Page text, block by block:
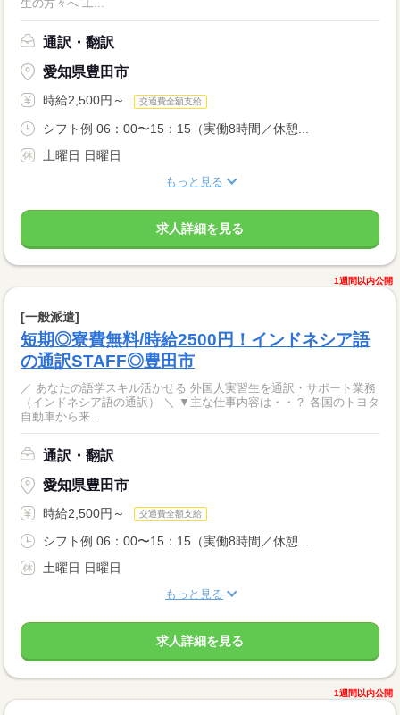
生の方々へ 工...
通訳・翻訳
愛知県豊田市
時給2,500円～ 交通費全額支給
シフト例 06：00〜15：15（実働8時間／休憩...
土曜日 日曜日
もっと見る
求人詳細を見る
1週間以内公開
[一般派遣]
短期◎寮費無料/時給2500円！インドネシア語
の通訳STAFF◎豊田市
／ あなたの語学スキル活かせる 外国人実習生を通訳・サポート業務
（インドネシア語の通訳） ＼ ▼主な仕事内容は・・？ 各国のトヨタ
自動車から来...
通訳・翻訳
愛知県豊田市
時給2,500円～ 交通費全額支給
シフト例 06：00〜15：15（実働8時間／休憩...
土曜日 日曜日
もっと見る
求人詳細を見る
1週間以内公開